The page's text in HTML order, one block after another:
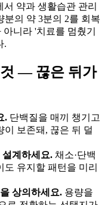
서 약과 생활습관 관리
분의 약 3분의 2를 회복
니라 '치료를 멈췄기
.
— 끊은 뒤가
. 단백질을 매끼 챙기고
이 보존돼, 끊은 뒤 덜
계하세요. 채소·단백
유지할 패턴을 미리
상의하세요. 용량을